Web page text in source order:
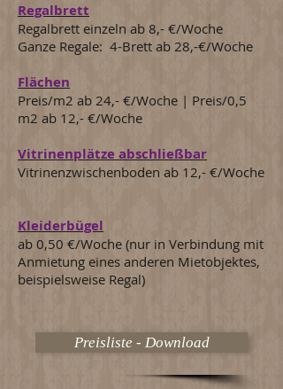
Regalbrett
Regalbrett einzeln ab 8,- €/Woche
Ganze Regale: 4-Brett ab 28,-€/Woche
Flächen
Preis/m2 ab 24,- €/Woche | Preis/0,5
m2 ab 12,- €/Woche
Vitrinenplätze abschließbar
Vitrinenzwischenboden ab 12,- €/Woche
Kleiderbügel
ab 0,50 €/Woche (nur in Verbindung mit
Anmietung eines anderen Mietobjektes,
beispielsweise Regal)
Preisliste - Download